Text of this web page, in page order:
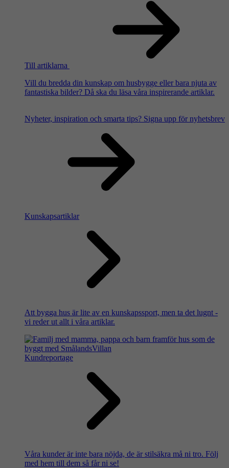
Till artiklarna
Vill du bredda din kunskap om husbygge eller bara njuta av
fantastiska bilder? Då ska du läsa våra inspirerande artiklar.
Nyheter, inspiration och smarta tips? Signa upp för nyhetsbrev
Kunskapsartiklar
Att bygga hus är lite av en kunskapssport, men ta det lugnt -
vi reder ut allt i våra artiklar.
Kundreportage
Våra kunder är inte bara nöjda, de är stilsäkra må ni tro. Följ
med hem till dem så får ni se!